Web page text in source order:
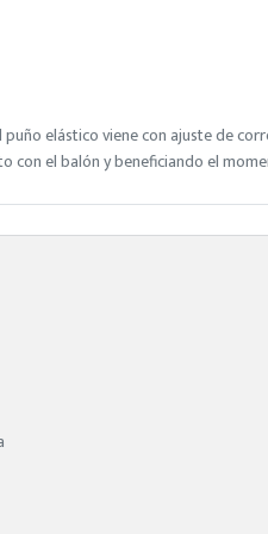
elástico viene con ajuste de
con el balón y beneficiando el